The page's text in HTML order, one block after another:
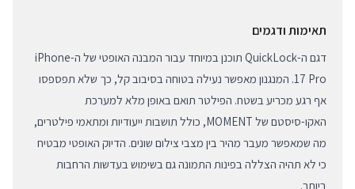
תאימות ודגמים
דגם ה-QuickLock תוכנן במיוחד עבור המבנה האופטי של ה-iPhone
17 Pro. המנגנון מאפשר נעילה בטוחה בסיבוב קל, כך שלא תפספסו
אף רגע מכריע בשטח. הפילטר תואם באופן מלא למערכת
האקו-סיסטם של MOMENT, כולל תושבות ייעודיות ומתאמי פילטרים,
מה שמאפשר מעבר מהיר בין מצבי צילום שונים. הדיוק האופטי מבטיח
כי לא תהיה הצללה בפינות התמונה גם בשימוש בעדשות הרחבות
ביותר.